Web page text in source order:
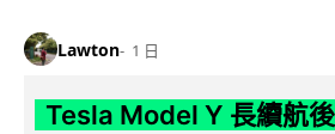
Lawton 1 日
Tesla Model Y 長續航